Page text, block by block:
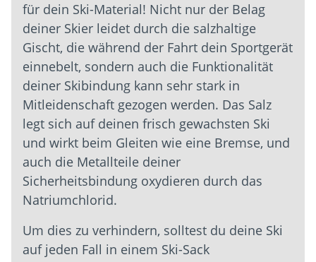
für dein Ski-Material! Nicht nur der Belag
deiner Skier leidet durch die salzhaltige
Gischt, die während der Fahrt dein Sportgerät
einnebelt, sondern auch die Funktionalität
deiner Skibindung kann sehr stark in
Mitleidenschaft gezogen werden. Das Salz
legt sich auf deinen frisch gewachsten Ski
und wirkt beim Gleiten wie eine Bremse, und
auch die Metallteile deiner
Sicherheitsbindung oxydieren durch das
Natriumchlorid.
Um dies zu verhindern, solltest du deine Ski
auf jeden Fall in einem Ski-Sack